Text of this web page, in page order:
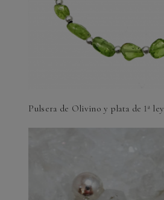
Pulsera de Olivino y plata de 1ª ley